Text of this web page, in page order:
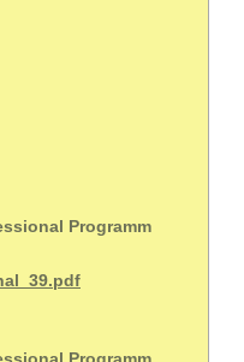
Programm